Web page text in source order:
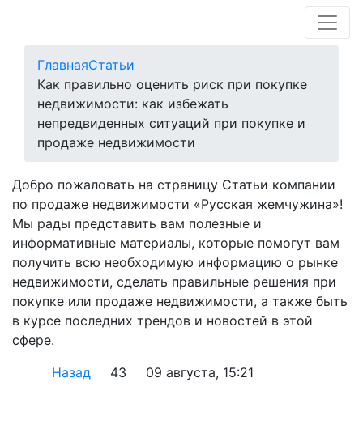
ГлавнаяСтатьи
Как правильно оценить риск при покупке
недвижимости: как избежать
непредвиденных ситуаций при покупке и
продаже недвижимости
Добро пожаловать на страницу Статьи компании
по продаже недвижимости «Русская жемчужина»!
Мы рады представить вам полезные и
информативные материалы, которые помогут вам
получить всю необходимую информацию о рынке
недвижимости, сделать правильные решения при
покупке или продаже недвижимости, а также быть
в курсе последних трендов и новостей в этой
сфере.
Назад
43 09 августа, 15:21